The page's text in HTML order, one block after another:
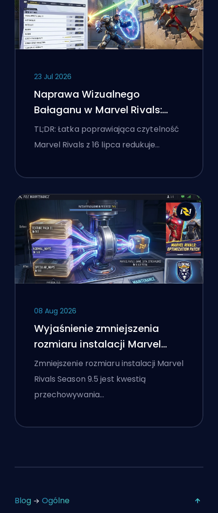
23 Jul 2026
Naprawa Wizualnego
Bałaganu w Marvel Rivals:
Najlepsze Ustawienia
Konkurencyjne Po Łatce z 16
TL;DR: Łatka poprawiająca czytelność
Marvel Rivals z 16 lipca redukuje…
08 Aug 2026
Wyjaśnienie zmniejszenia
rozmiaru instalacji Marvel
Rivals Season 9.5
Zmniejszenie rozmiaru instalacji Marvel
Rivals Season 9.5 jest kwestią
przechowywania…
Blog Ogólne